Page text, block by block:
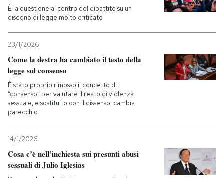
È la questione al centro del dibattito su un
disegno di legge molto criticato
23/1/2026
Come la destra ha cambiato il testo della
legge sul consenso
È stato proprio rimosso il concetto di
“consenso” per valutare il reato di violenza
sessuale, e sostituito con il dissenso: cambia
parecchio
14/1/2026
Cosa c’è nell’inchiesta sui presunti abusi
sessuali di Julio Iglesias